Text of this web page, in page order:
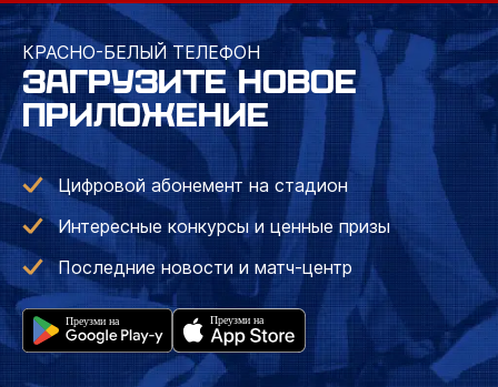
КРАСНО-БЕЛЫЙ ТЕЛЕФОН
ЗАГРУЗИТЕ НОВОЕ
ПРИЛОЖЕНИЕ
Цифровой абонемент на стадион
Интересные конкурсы и ценные призы
Последние новости и матч-центр